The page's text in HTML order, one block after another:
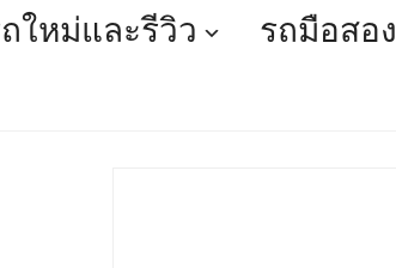
ใหม่และรีวิว
รถมือสอง